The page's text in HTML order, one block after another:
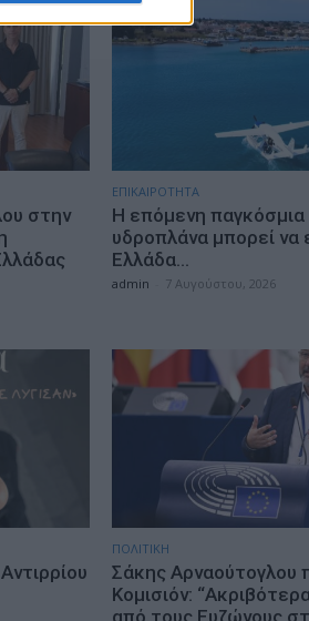
στην
ΕΠΙΚΑΙΡΟΤΗΤΑ
Η επόμενη
υδροπλάνα μπορεί να
Ελλάδα…
admin 7 Αυγούστου, 2026
ΠΟΛΙΤΙΚΗ
Σάκης Αρναούτογλου
Κομισιόν:
από τους Ευζώνους